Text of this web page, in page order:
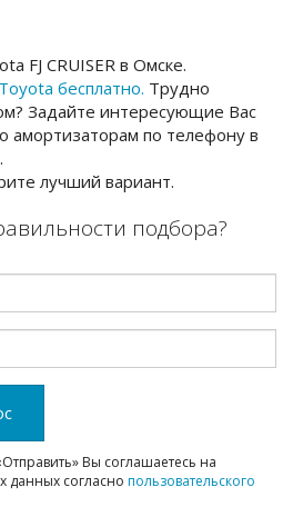
FJ CRUISER в Омске.
бесплатно. Трудно
Задайте интересующие Вас
амортизаторам по телефону в
.
лучший вариант.
подбора?
Вы соглашаетесь на
данных согласно пользовательского